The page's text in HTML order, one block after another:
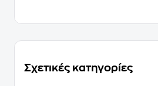
Σχετικές κατηγορίες